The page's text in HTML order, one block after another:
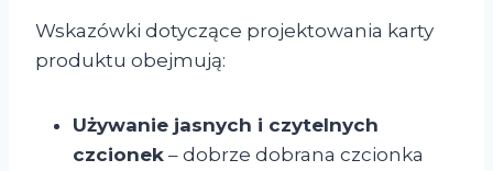
Wskazówki dotyczące projektowania karty
produktu obejmują:
Używanie jasnych i czytelnych
czcionek – dobrze dobrana czcionka